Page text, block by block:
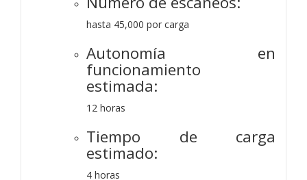
hasta 45,000 por carga
Autonomía en
funcionamiento
estimada:
12 horas
Tiempo de carga
estimado:
4 horas